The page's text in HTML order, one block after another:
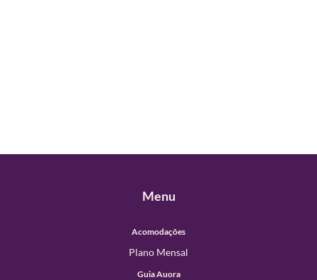
Menu
Acomodações
Plano Mensal
Guia Auora